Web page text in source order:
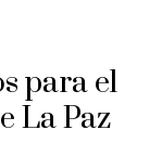
para el
La Paz